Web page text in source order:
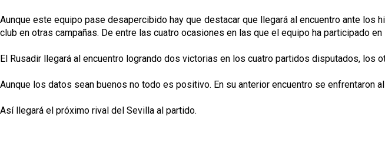
Aunque este equipo pase desapercibido hay que destacar que llegará al encuentro ante
club en otras campañas. De entre las cuatro ocasiones en las que el equipo ha participado
El Rusadir llegará al encuentro logrando dos victorias en los cuatro partidos disputados, los
Aunque los datos sean buenos no todo es positivo. En su anterior encuentro se enfrentaron
Así llegará el próximo rival del Sevilla al partido.